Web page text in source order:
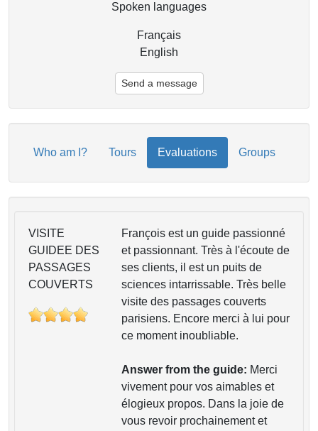
Spoken languages
Français
English
Send a message
Who am I? Tours Evaluations Groups
VISITE
GUIDEE DES
PASSAGES
COUVERTS
François est un guide passionné
et passionnant. Très à l'écoute de
ses clients, il est un puits de
sciences intarrissable. Très belle
visite des passages couverts
parisiens. Encore merci à lui pour
ce moment inoubliable.
Answer from the guide: Merci
vivement pour vos aimables et
élogieux propos. Dans la joie de
vous revoir prochainement et